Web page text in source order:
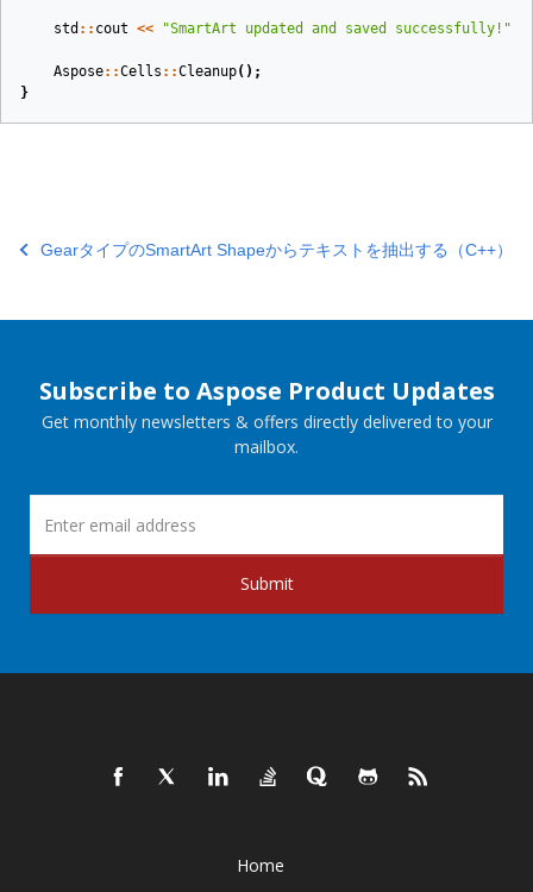
std :: cout << "SmartArt updated and saved successfully!"
Aspose::Cells ::Cleanup();
}
GearタイプのSmartArt Shapeからテキストを抽出する（C++）
Subscribe to Aspose Product Updates
Get monthly newsletters & offers directly delivered to your
mailbox.
Submit
Home